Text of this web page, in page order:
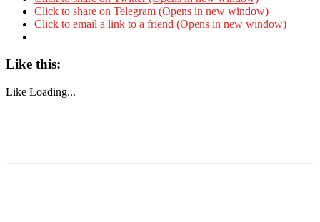
Click to share on Telegram (Opens in new window)
Click to email a link to a friend (Opens in new window)
Like this:
Like Loading...